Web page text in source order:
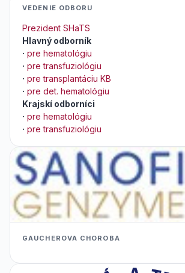
VEDENIE ODBORU
Prezident SHaTS
Hlavný odborník
· pre hematológiu
· pre transfuziológiu
· pre transplantáciu KB
· pre det. hematológiu
Krajskí odborníci
· pre hematológiu
· pre transfuziológiu
GAUCHEROVA CHOROBA